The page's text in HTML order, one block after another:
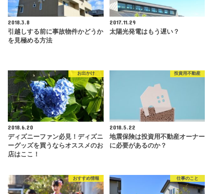
2018.3.8
引越しする前に事故物件かどうか
を見極める方法
2017.11.29
太陽光発電はもう遅い？
お出かけ
2018.6.20
ディズニーファン必見！ディズニ
ーグッズを買うならオススメのお
店はここ！
投資用不動産
2018.5.22
地震保険は投資用不動産オーナー
に必要があるのか？
おすすめ情報 仕事のこと